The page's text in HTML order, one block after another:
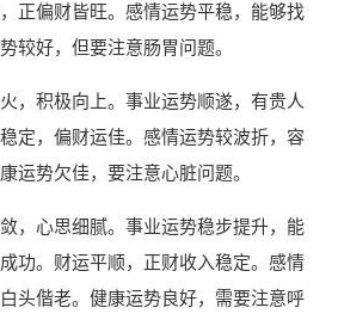
正偏财皆旺。感情运势平稳，能够找
较好，但要注意肠胃问题。
，积极向上。事业运势顺遂，有贵人
定，偏财运佳。感情运势较波折，容
运势欠佳，要注意心脏问题。
，心思细腻。事业运势稳步提升，能
功。财运平顺，正财收入稳定。感情
头偕老。健康运势良好，需要注意呼